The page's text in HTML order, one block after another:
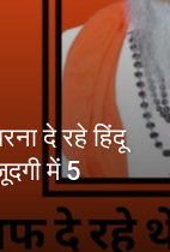
दे रहे हिंदू
में 5